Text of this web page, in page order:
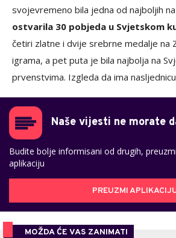
svojevremeno bila jedna od najboljih
ostvarila 30 pobjeda u Svjetskom
četiri zlatne i dvije srebrne medalje na
igrama, a pet puta je bila najbolja na
prvenstvima. Izgleda da ima
Naše vijesti ne morate
Budite bolje informisani od drugih,
aplikaciju
PREUZMI
MOŽDA ĆE VAS ZANIMATI